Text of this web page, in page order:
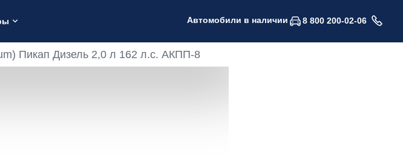
Автомобили в наличии 8 800 200-02-06
Пикап Дизель 2,0 л 162 л.с. АКПП-8